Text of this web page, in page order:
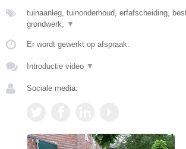
tuinaanleg, tuinonderhoud, erfafscheiding,
grondwerk, ▼
Er wordt gewerkt op afspraak.
Introductie video ▼
Sociale media: